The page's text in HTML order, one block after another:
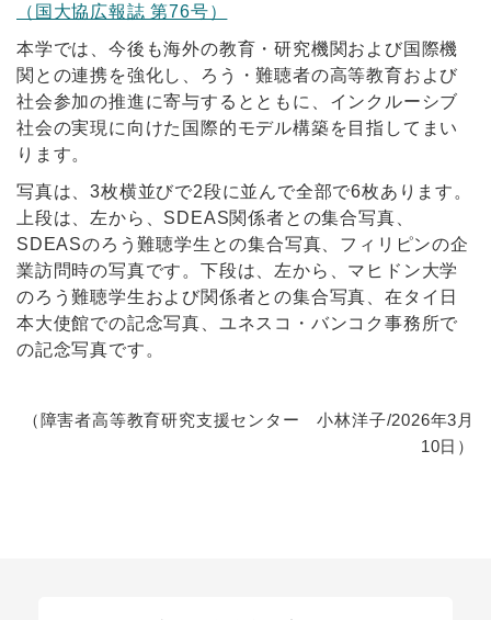
（国大協広報誌 第76号）
本学では、今後も海外の教育・研究機関および国際機
関との連携を強化し、ろう・難聴者の高等教育および
社会参加の推進に寄与するとともに、インクルーシブ
社会の実現に向けた国際的モデル構築を目指してまい
ります。
写真は、3枚横並びで2段に並んで全部で6枚あります。
上段は、左から、SDEAS関係者との集合写真、
SDEASのろう難聴学生との集合写真、フィリピンの企
業訪問時の写真です。下段は、左から、マヒドン大学
のろう難聴学生および関係者との集合写真、在タイ日
本大使館での記念写真、ユネスコ・バンコク事務所で
の記念写真です。
（障害者高等教育研究支援センター 小林洋子/2026年3月
10日）